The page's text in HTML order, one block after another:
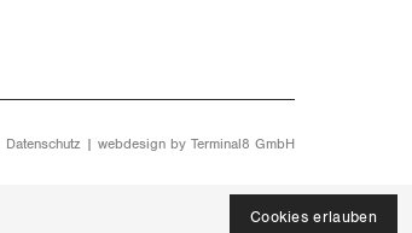
Cookies erlauben
Datenschutz | webdesign by Terminal8 GmbH